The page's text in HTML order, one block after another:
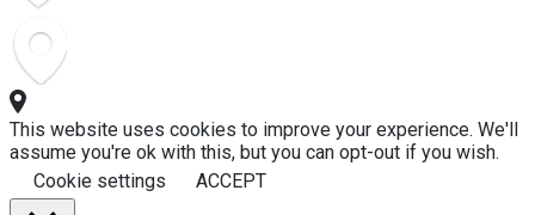
This website uses cookies to improve your experience. We'll
assume you're ok with this, but you can opt-out if you wish.
Cookie settings
ACCEPT